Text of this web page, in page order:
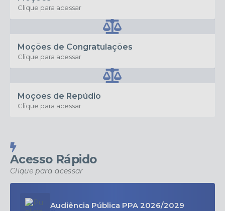
Clique para acessar
Moções de Congratulações
Clique para acessar
Moções de Repúdio
Clique para acessar
Acesso Rápido
Clique para acessar
Audiência Pública PPA 2026/2029